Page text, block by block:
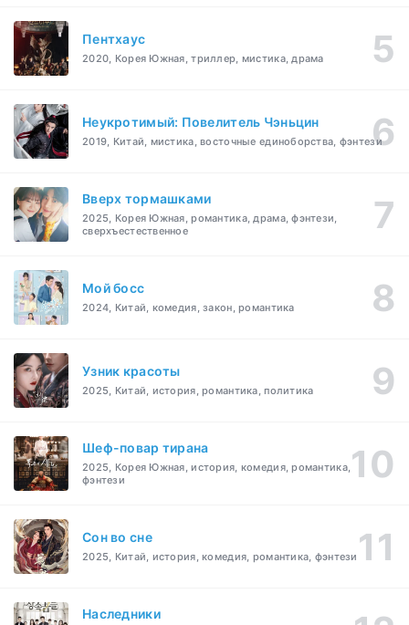
Пентхаус
2020, Корея Южная, триллер, мистика, драма
Неукротимый: Повелитель Чэньцин
2019, Китай, мистика, восточные единоборства, фэнтези
Вверх тормашками
2025, Корея Южная, романтика, драма, фэнтези,
сверхъестественное
Мой босс
2024, Китай, комедия, закон, романтика
Узник красоты
2025, Китай, история, романтика, политика
Шеф-повар тирана
2025, Корея Южная, история, комедия, романтика,
фэнтези
Cон во сне
2025, Китай, история, комедия, романтика, фэнтези
Наследники